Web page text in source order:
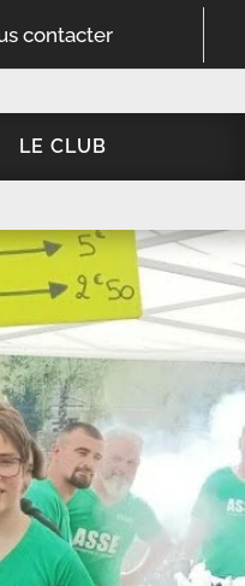
contacter
LE CLUB